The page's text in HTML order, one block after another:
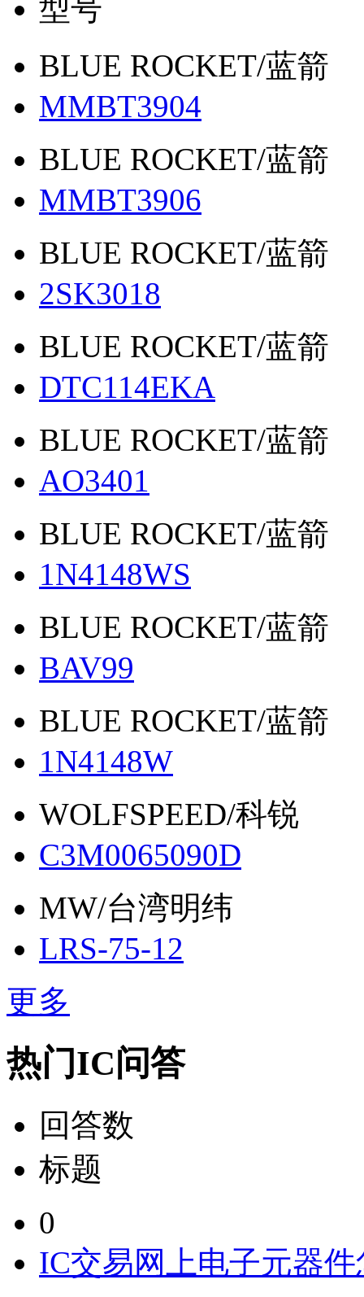
型号
BLUE ROCKET/蓝箭
MMBT3904
BLUE ROCKET/蓝箭
MMBT3906
BLUE ROCKET/蓝箭
2SK3018
BLUE ROCKET/蓝箭
DTC114EKA
BLUE ROCKET/蓝箭
AO3401
BLUE ROCKET/蓝箭
1N4148WS
BLUE ROCKET/蓝箭
BAV99
BLUE ROCKET/蓝箭
1N4148W
WOLFSPEED/科锐
C3M0065090D
MW/台湾明纬
LRS-75-12
更多
热门IC问答
回答数
标题
0
IC交易网上电子元器